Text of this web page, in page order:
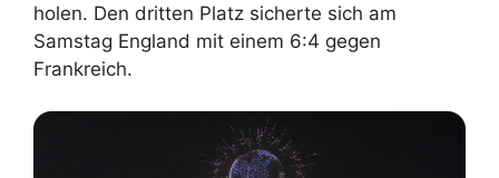
holen. Den dritten Platz sicherte sich am
Samstag England mit einem 6:4 gegen
Frankreich.